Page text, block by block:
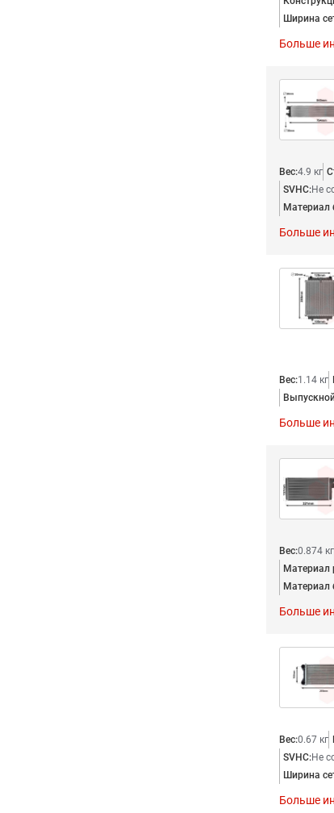
Ширина
Больше
Вес:4.9 кг
SVHC:Не
Материал
Больше
Вес:1.14 кг
Больше
Вес:0.874 кг
Материал
Материал
Больше
Вес:0.67 кг
SVHC:Не
Ширина
Больше